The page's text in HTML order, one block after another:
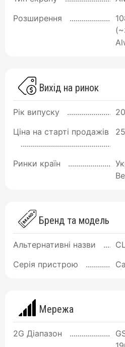
Розширення
Вихід на ринок
Рік випуску
Ціна на старті продажів
Ринки країн
Бренд та модель
Альтернативні назви
Серія пристрою
Мережа
2G Діапазон